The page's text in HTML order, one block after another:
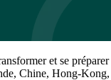
et se
Chine, Hong-